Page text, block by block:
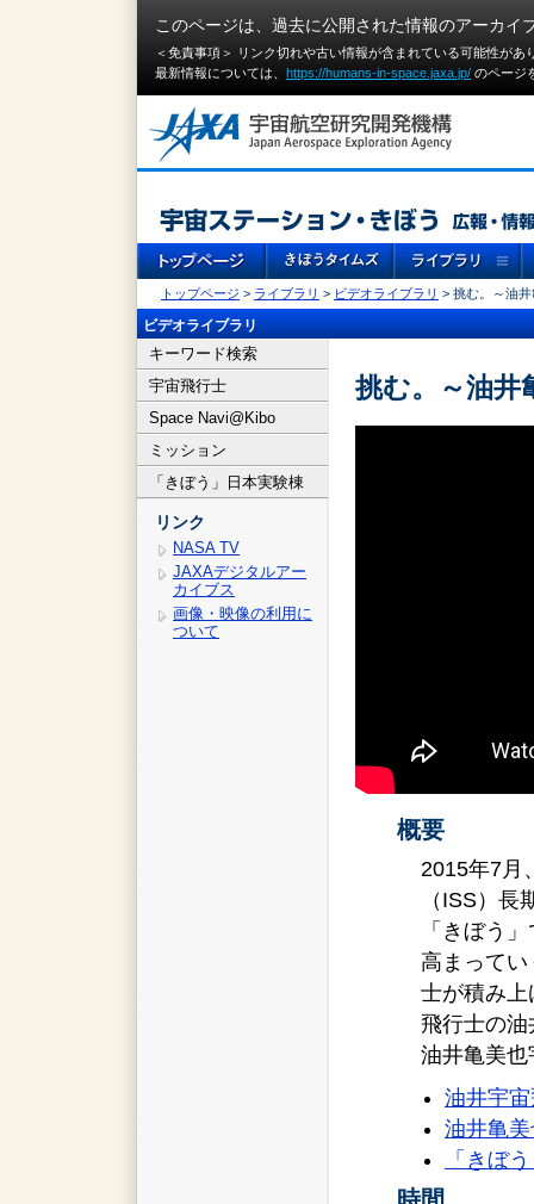
このページは、過去に公開された情報のアーカイ
＜免責事項＞ リンク切れや古い情報が含まれている可能性が
最新情報については、 https://humans-in-space.jaxa.jp/ のページ
トップページ > ライブラリ > ビデオライブラリ > 挑む。～油
ビデオライブラリ
キーワード検索
宇宙飛行士
Space Navi@Kibo
ミッション
「きぼう」日本実験棟
リンク
NASA TV
JAXAデジタルアー
カイブス
画像・映像の利用に
ついて
挑む。～油井
概要
2015年7月
（ISS）長
「きぼう
高まって
士が積み
飛行士の
油井亀美
油井宇
油井亀
「きぼ